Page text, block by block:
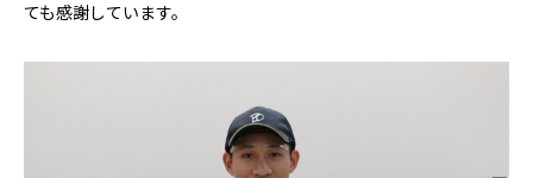
ても感謝しています。